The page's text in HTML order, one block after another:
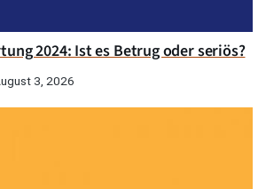
2024: Ist es Betrug oder seriös?
3, 2026